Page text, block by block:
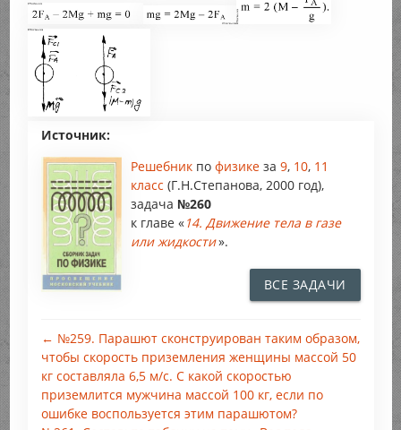
Источник:
Решебник по физике за 9, 10, 11
класс (Г.Н.Степанова, 2000 год),
задача №260
к главе «14. Движение тела в газе
или жидкости».
ВСЕ ЗАДАЧИ
← №259. Парашют сконструирован таким образом,
чтобы скорость приземления женщины массой 50
кг составляла 6,5 м/с. С какой скоростью
приземлится мужчина массой 100 кг, если по
ошибке воспользуется этим парашютом?